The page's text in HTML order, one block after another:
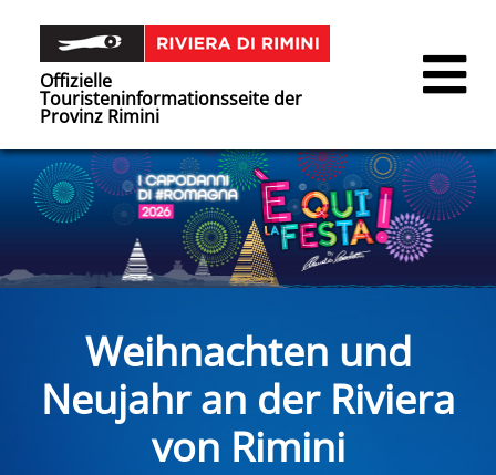
Offizielle
Touristeninformationsseite der
Provinz Rimini
Weihnachten und
Neujahr an der Riviera
von Rimini